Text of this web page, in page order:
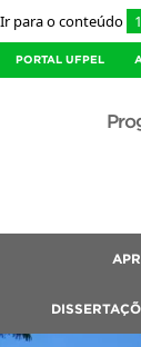
Ir para o conteúdo 1
PORTAL UFPEL